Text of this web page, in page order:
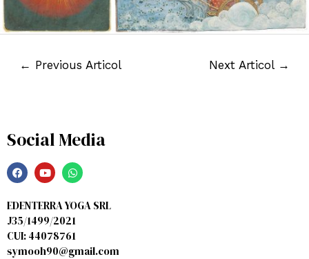
← Previous Articol Next Articol →
Social Media
EDENTERRA YOGA SRL
J35/1499/2021
CUI: 44078761
symooh90@gmail.com